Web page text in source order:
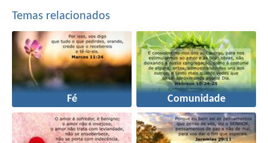
Temas relacionados
Fé Comunidade